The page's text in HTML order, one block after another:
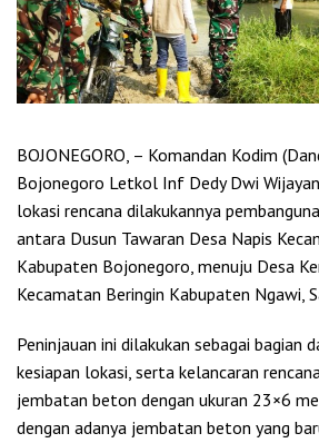
BOJONEGORO, – Komandan Kodim
Bojonegoro Letkol Inf Dedy Dwi
lokasi rencana dilakukannya
antara Dusun Tawaran Desa Napis
Kabupaten Bojonegoro, menuju Desa
Kecamatan Beringin Kabupaten Ngawi,
Peninjauan ini dilakukan sebagai bagian
kesiapan lokasi, serta kelancaran
jembatan beton dengan ukuran 23×6
dengan adanya jembatan beton yang